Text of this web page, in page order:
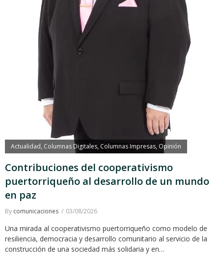
Actualidad Columnas Digitales, Columnas Impresas, Opinión
Contribuciones del cooperativismo
puertorriqueño al desarrollo de un mundo
en paz
By comunicaciones 03/08/2026
Una mirada al cooperativismo puertorriqueño como modelo de
resiliencia, democracia y desarrollo comunitario al servicio de la
construcción de una sociedad más solidaria y en…